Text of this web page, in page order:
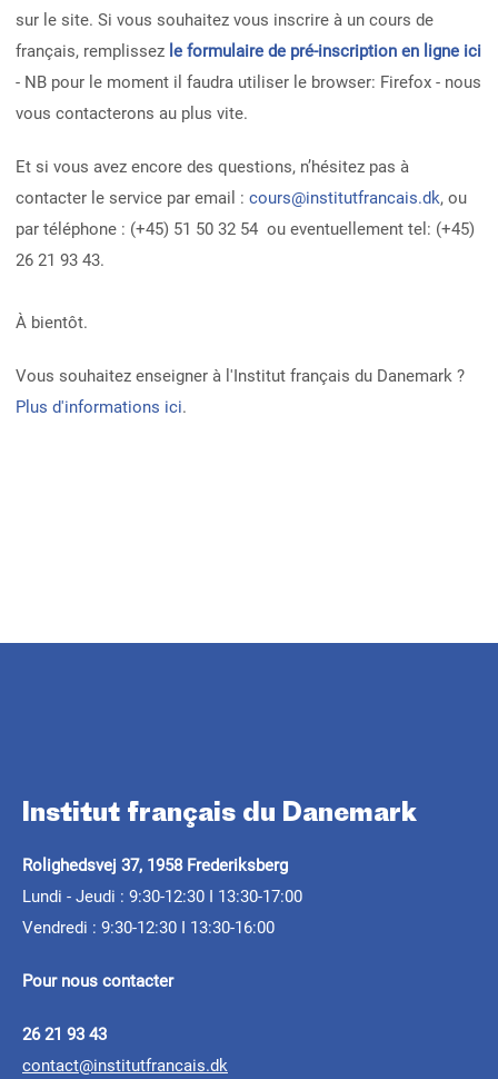
sur le site. Si vous souhaitez vous inscrire à un cours de
français, remplissez le formulaire de pré-inscription en ligne ici
- NB pour le moment il faudra utiliser le browser: Firefox - nous
vous contacterons au plus vite.
Et si vous avez encore des questions, n’hésitez pas à
contacter le service par email : cours@institutfrancais.dk, ou
par téléphone : (+45) 51 50 32 54 ou eventuellement tel: (+45)
26 21 93 43.
À bientôt.
Vous souhaitez enseigner à l'Institut français du Danemark ?
Plus d'informations ici.
Institut français du Danemark
Rolighedsvej 37, 1958 Frederiksberg
Lundi - Jeudi : 9:30-12:30 I 13:30-17:00
Vendredi : 9:30-12:30 I 13:30-16:00
Pour nous contacter
26 21 93 43
contact@institutfrancais.dk